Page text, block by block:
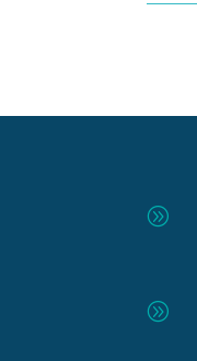
A
A